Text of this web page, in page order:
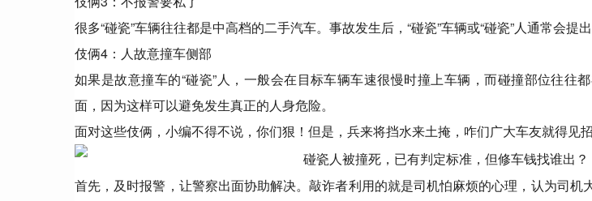
很多“碰瓷”车辆往往都是中高档的二手汽车。事故发生后，“碰瓷”车辆或“碰瓷”人通常会提
伎俩4：人故意撞车侧部
如果是故意撞车的“碰瓷”人，一般会在目标车辆车速很慢时撞上车辆，而碰撞部位往往
面，因为这样可以避免发生真正的人身危险。
面对这些伎俩，小编不得不说，你们狠！但是，兵来将挡水来土掩，咋们广大车友就得见
首先，及时报警，让警察出面协助解决。敲诈者利用的就是司机怕麻烦的心理，认为司机